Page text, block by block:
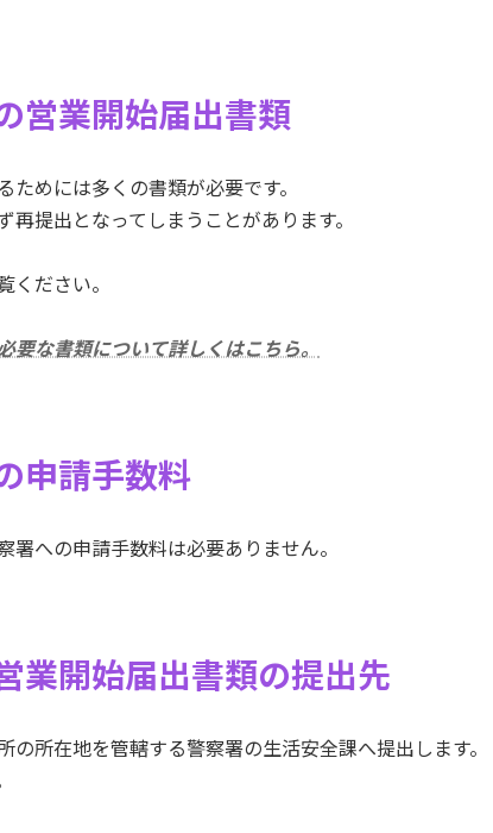
営業開始届出書類
めには多くの書類が必要です。
提出となってしまうことがあります。
ください。
要な書類について詳しくはこちら。
申請手数料
への申請手数料は必要ありません。
業開始届出書類の提出先
所在地を管轄する警察署の生活安全課へ提出します。